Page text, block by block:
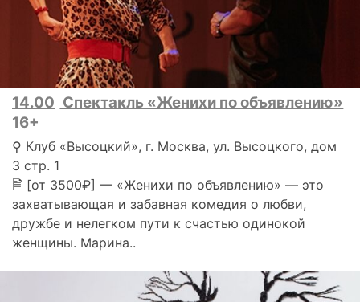
14.00 Спектакль «Женихи по объявлению»
16+
⚲ Клуб «Высоцкий», г. Москва, ул. Высоцкого, дом
3 стр. 1
🗎 [от 3500₽] — «Женихи по объявлению» — это
захватывающая и забавная комедия о любви,
дружбе и нелегком пути к счастью одинокой
женщины. Марина..